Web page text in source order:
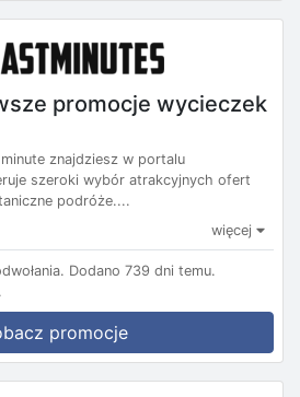
promocje wycieczek
znajdziesz w portalu
szeroki wybór atrakcyjnych ofert
podróże....
więcej
Dodano 739 dni temu.
promocje